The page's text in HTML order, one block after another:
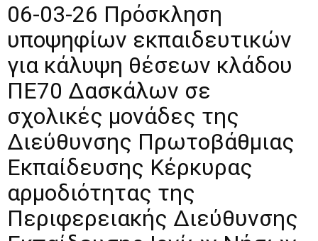
06-03-26 Πρόσκληση
υποψηφίων εκπαιδευτικών
για κάλυψη θέσεων κλάδου
ΠΕ70 Δασκάλων σε
σχολικές μονάδες της
Διεύθυνσης Πρωτοβάθμιας
Εκπαίδευσης Κέρκυρας
αρμοδιότητας της
Περιφερειακής Διεύθυνσης